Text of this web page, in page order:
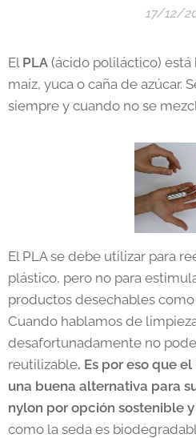
17/12/
El PLA (ácido poliláctico)
maíz, yuca o caña de azúcar.
siempre y cuando no se
El PLA se debe utilizar para
plástico, pero no para
productos desechables como
Cuando hablamos de
desafortunadamente no
reutilizable. Es por eso que
una buena alternativa para
nylon por opción sostenible
como la seda es